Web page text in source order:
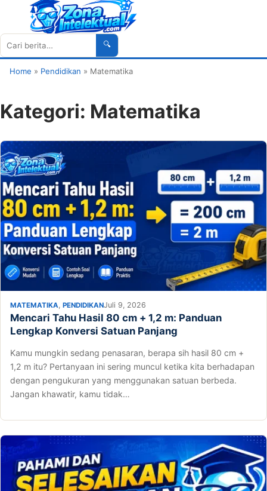
Cari
🔍
Home » Pendidikan » Matematika
Kategori: Matematika
MATEMATIKA PENDIDIKANJuli 9, 2026
Mencari Tahu Hasil 80 cm + 1,2 m: Panduan
Lengkap Konversi Satuan Panjang
Kamu mungkin sedang penasaran, berapa sih hasil 80 cm +
1,2 m itu? Pertanyaan ini sering muncul ketika kita berhadapan
dengan pengukuran yang menggunakan satuan berbeda.
Jangan khawatir, kamu tidak…